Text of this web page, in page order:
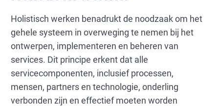
Holistisch werken benadrukt de noodzaak om het
gehele systeem in overweging te nemen bij het
ontwerpen, implementeren en beheren van
services. Dit principe erkent dat alle
servicecomponenten, inclusief processen,
mensen, partners en technologie, onderling
verbonden zijn en effectief moeten worden